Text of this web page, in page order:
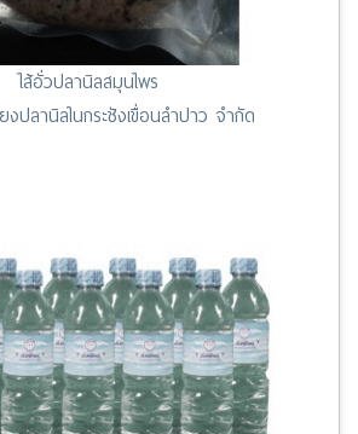
ไส้อั่วปลานิลสมุนไพร
ปลานิลในกระชังเขื่อนลำปาว จำกัด